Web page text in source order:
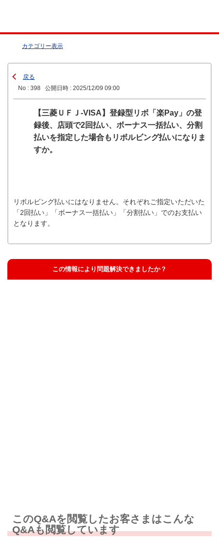
カテゴリー表示
戻る
No : 398
公開日時 : 2025/12/09 09:00
【三菱ＵＦＪ-VISA】登録型リボ「楽Pay」の登
録後、店頭で2回払い、ボーナス一括払い、分割
払いを指定した場合もリボルビング払いになりま
すか。
リボルビング払いにはなりません。それぞれご指定いただいた
「2回払い」「ボーナス一括払い」「分割払い」でのお支払い
となります。
この情報により問題解決できましたか？
このQ&Aを閲覧したお客さまはこんな
Q&Aも閲覧しています